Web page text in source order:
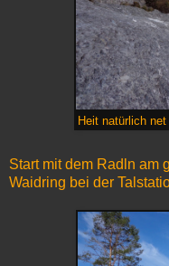
Heit natürlich
Start mit dem Radln am
Waidring bei der